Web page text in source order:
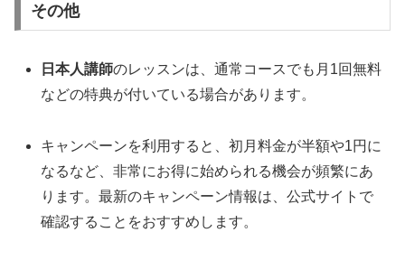
その他
日本人講師のレッスンは、通常コースでも月1回無料
などの特典が付いている場合があります。
キャンペーンを利用すると、初月料金が半額や1円に
なるなど、非常にお得に始められる機会が頻繁にあ
ります。最新のキャンペーン情報は、公式サイトで
確認することをおすすめします。